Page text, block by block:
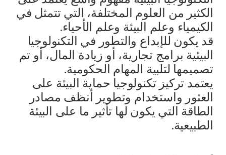
الكثير من العلوم المختلفة، التي تتمثل في
الكيمياء وعلم البيئة وعلم الأحياء.
قد يكون للإبداع والتطور في التكنولوجيا
البيئية برامج تجارية، أو زيادة المال، أو تم
تصميمها لتلبية المهام الحكومية.
يعتمد تركيز تكنولوجيا حماية البيئة على
العثور واستخدام وتطوير أنظف مصادر
الطاقة التي يكون لها تأثير ما على البيئة
الطبيعية.